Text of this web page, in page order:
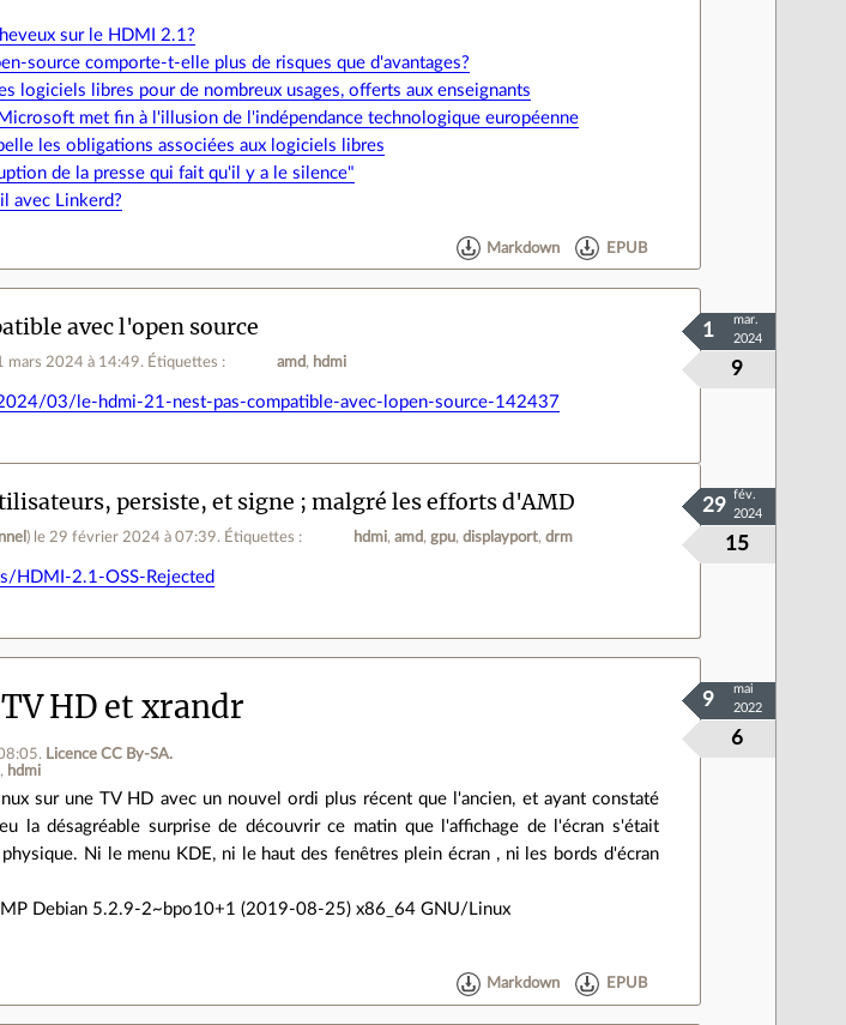
sur le HDMI 2.1?
source comporte-t-elle plus de risques que d'avantages?
logiciels libres pour de nombreux usages, offerts aux enseignants
met fin à l'illusion de l'indépendance technologique européenne
les obligations associées aux logiciels libres
de la presse qui fait qu'il y a le silence"
avec Linkerd?
Markdown EPUB
avec l'open source
mars 2024 à 14:49. Étiquettes : amd hdmi 9
1
mar.
2024
03/le-hdmi-21-nest-pas-compatible-avec-lopen-source-142437
persiste, et signe ; malgré les efforts d'AMD
) le 29 février 2024 à 07:39. Étiquettes : hdmi amd gpu displayport drm 15
29
fév.
2024
HDMI-2.1-OSS-Rejected
TV HD et xrandr
. Licence CC By‑SA.
hdmi
6
9
mai
2022
sur une TV HD avec un nouvel ordi plus récent que l'ancien, et ayant constaté
la désagréable surprise de découvrir ce matin que l'affichage de l'écran s'était
Ni le menu KDE, ni le haut des fenêtres plein écran , ni les bords d'écran
Debian 5.2.9-2~bpo10+1 (2019-08-25) x86_64 GNU/Linux
Markdown EPUB